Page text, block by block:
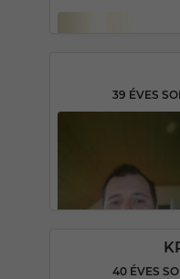
39 ÉVES
40 ÉVES